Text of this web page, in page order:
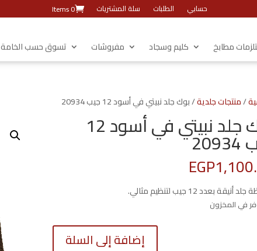
حسابي الطلبات سلة المشتريات 0 Items
مطابخ كليم وسجاد مفروشات تسوق حسب الخامة
/منتجات جلدية/ بوك جلد نبيتي في أسود 12 جيب 20934
بوك جلد نبيتي في أسود 12
EGP
بعدد 12 جيب لتنظيم مثالي.
كمية
إضافة إلى السلة